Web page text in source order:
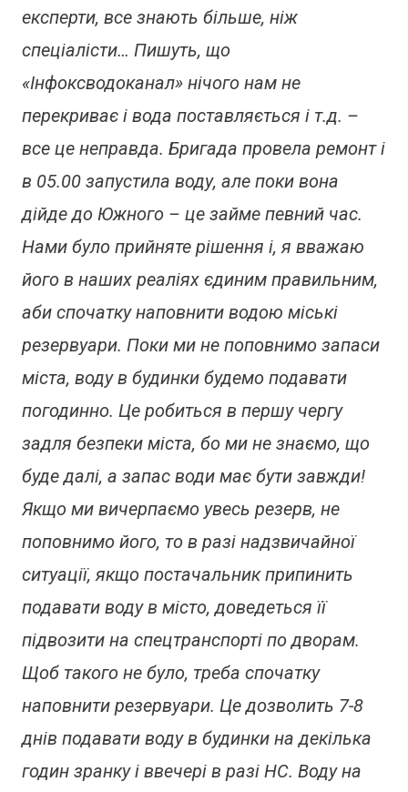
експерти, все знають більше, ніж
спеціалісти… Пишуть, що
«Інфоксводоканал» нічого нам не
перекриває і вода поставляється і т.д. –
все це неправда. Бригада провела ремонт і
в 05.00 запустила воду, але поки вона
дійде до Южного – це займе певний час.
Нами було прийняте рішення і, я вважаю
його в наших реаліях єдиним правильним,
аби спочатку наповнити водою міські
резервуари. Поки ми не поповнимо запаси
міста, воду в будинки будемо подавати
погодинно. Це робиться в першу чергу
задля безпеки міста, бо ми не знаємо, що
буде далі, а запас води має бути завжди!
Якщо ми вичерпаємо увесь резерв, не
поповнимо його, то в разі надзвичайної
ситуації, якщо постачальник припинить
подавати воду в місто, доведеться її
підвозити на спецтранспорті по дворам.
Щоб такого не було, треба спочатку
наповнити резервуари. Це дозволить 7-8
днів подавати воду в будинки на декілька
годин зранку і ввечері в разі НС. Воду на